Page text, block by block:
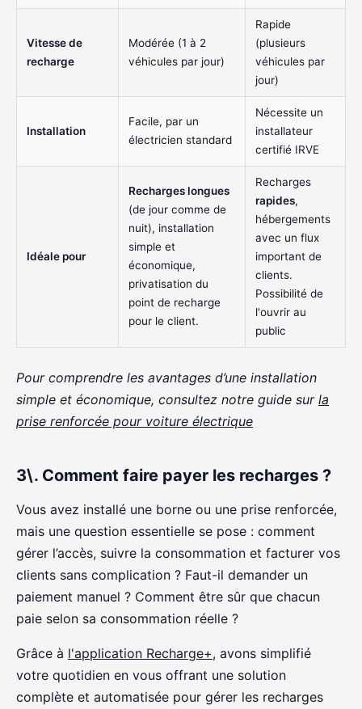
Vitesse de
recharge
Modérée (1 à 2
véhicules par jour)
Rapide
(plusieurs
véhicules par
jour)
Installation
Facile, par un
électricien standard
Nécessite un
installateur
certifié IRVE
Idéale pour
Recharges longues
(de jour comme de
nuit), installation
simple et
économique,
privatisation du
point de recharge
pour le client.
Recharges
rapides,
hébergements
avec un flux
important de
clients.
Possibilité de
l'ouvrir au
public
Pour comprendre les avantages d’une installation
simple et économique, consultez notre guide sur la
prise renforcée pour voiture électrique
3\. Comment faire payer les recharges ?
Vous avez installé une borne ou une prise renforcée,
mais une question essentielle se pose : comment
gérer l’accès, suivre la consommation et facturer vos
clients sans complication ? Faut-il demander un
paiement manuel ? Comment être sûr que chacun
paie selon sa consommation réelle ?
Grâce à l'application Recharge+, avons simplifié
votre quotidien en vous offrant une solution
complète et automatisée pour gérer les recharges